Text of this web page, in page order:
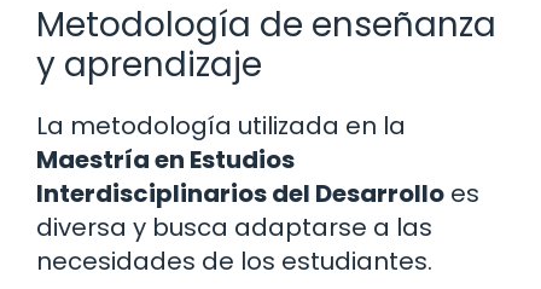
Metodología de enseñanza
y aprendizaje
La metodología utilizada en la
Maestría en Estudios
Interdisciplinarios del Desarrollo es
diversa y busca adaptarse a las
necesidades de los estudiantes.